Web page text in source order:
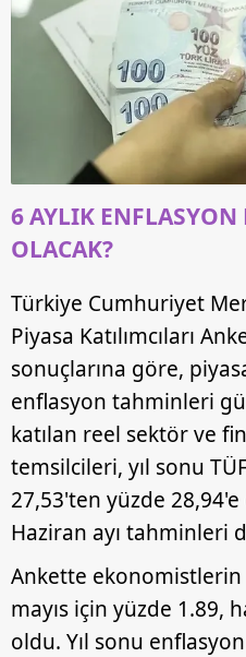
6 AYLIK
OLACAK?
Türkiye Cumhuriyet
Piyasa Katılımcıları
sonuçlarına göre,
enflasyon tahminleri
katılan reel sektör ve
temsilcileri, yıl sonu
27,53'ten yüzde 28,94'e
Haziran ayı tahminleri
Ankette
mayıs için yüzde 1.89,
oldu. Yıl sonu